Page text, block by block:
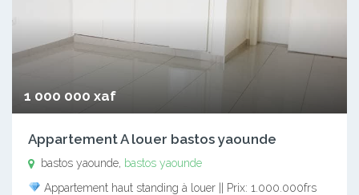
1 000 000 xaf
Appartement A louer bastos yaounde
bastos yaounde, bastos yaounde
Appartement haut standing à louer || Prix: 1.000.000frs